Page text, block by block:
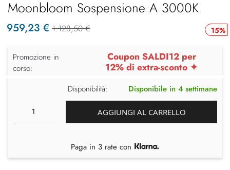
Moonbloom Sospensione A 3000K
15%
959,23 € 1.128,50 €
Promozione in
corso:
Coupon SALDI12 per
12% di extra-sconto ✦
Disponibilità: Disponibile in 4 settimane
AGGIUNGI AL CARRELLO
Paga in 3 rate con